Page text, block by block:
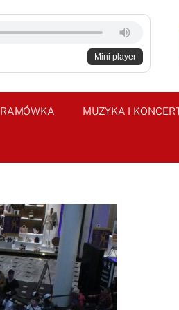
Mini player
RAMÓWKA MUZYKA I